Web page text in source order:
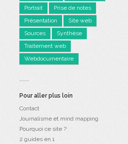
Portrait
Prise de notes
Présentation
Site web
Sources
Synthèse
Traitement web
Webdocumentaire
Pour aller plus loin
Contact
Journalisme et mind mapping
Pourquoi ce site ?
2 guides en 1